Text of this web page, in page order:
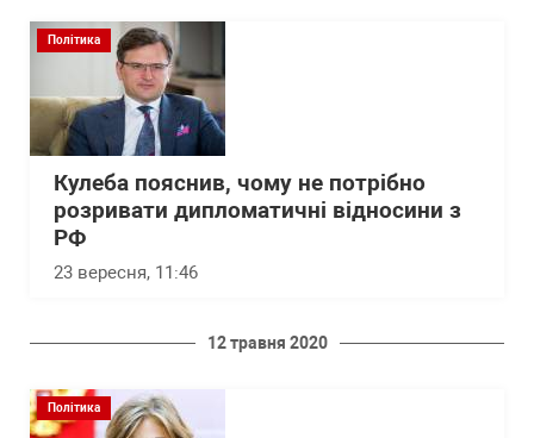
Політика
Кулеба пояснив, чому не потрібно
розривати дипломатичні відносини з
РФ
23 вересня, 11:46
12 травня 2020
Політика